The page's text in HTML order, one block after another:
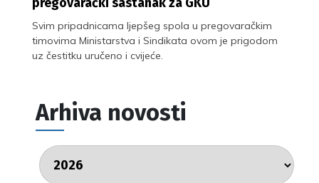
Svim pripadnicama ljepšeg spola u pregovaračkim
timovima Ministarstva i Sindikata ovom je prigodom
uz čestitku uručeno i cvijeće.
Arhiva novosti